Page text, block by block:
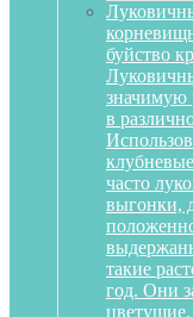
буйство
значимую
в
часто
выгонки,
такие
год. Они